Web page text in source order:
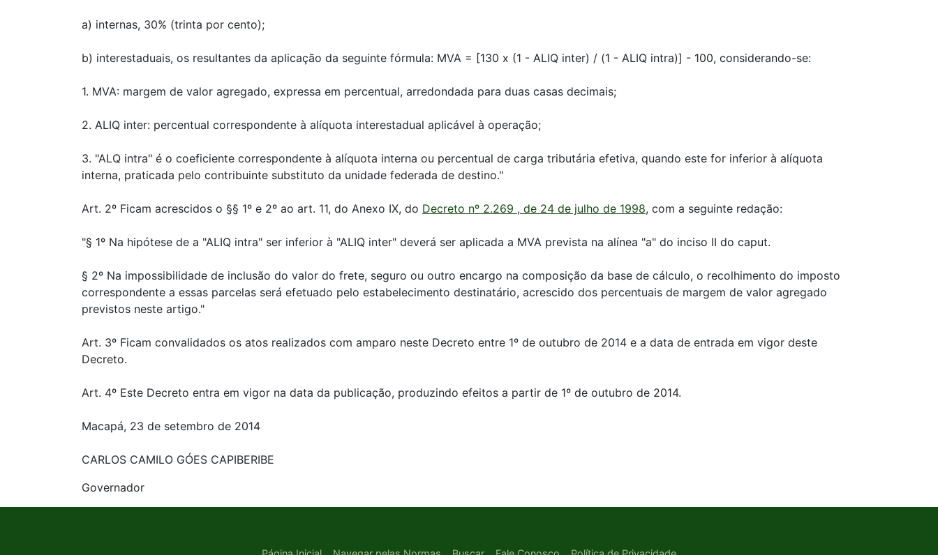
a) internas, 30% (trinta por cento);
b) interestaduais, os resultantes da aplicação da seguinte fórmula: MVA = [130 x (1 - ALIQ inter) / (1 - ALIQ intra)] - 100, considerando-se:
1. MVA: margem de valor agregado, expressa em percentual, arredondada para duas casas decimais;
2. ALIQ inter: percentual correspondente à alíquota interestadual aplicável à operação;
3. "ALQ intra" é o coeficiente correspondente à alíquota interna ou percentual de carga tributária efetiva, quando este for inferior à alíquota
interna, praticada pelo contribuinte substituto da unidade federada de destino."
Art. 2º Ficam acrescidos o §§ 1º e 2º ao art. 11, do Anexo IX, do Decreto nº 2.269 , de 24 de julho de 1998, com a seguinte redação:
"§ 1º Na hipótese de a "ALIQ intra" ser inferior à "ALIQ inter" deverá ser aplicada a MVA prevista na alínea "a" do inciso II do caput.
§ 2º Na impossibilidade de inclusão do valor do frete, seguro ou outro encargo na composição da base de cálculo, o recolhimento do imposto
correspondente a essas parcelas será efetuado pelo estabelecimento destinatário, acrescido dos percentuais de margem de valor agregado
previstos neste artigo."
Art. 3º Ficam convalidados os atos realizados com amparo neste Decreto entre 1º de outubro de 2014 e a data de entrada em vigor deste
Decreto.
Art. 4º Este Decreto entra em vigor na data da publicação, produzindo efeitos a partir de 1º de outubro de 2014.
Macapá, 23 de setembro de 2014
CARLOS CAMILO GÓES CAPIBERIBE
Governador